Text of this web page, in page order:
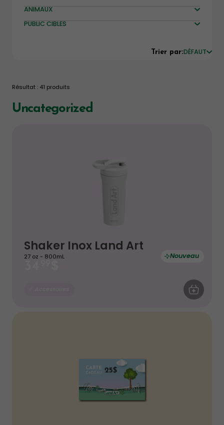
ANIMAUX
PUBLIC CIBLES
Trier par:DÉFAUT
Résultat : 41 produits
Uncategorized
Nouveau
Shaker Inox Land Art
27 oz - 800mL
AJOUTER